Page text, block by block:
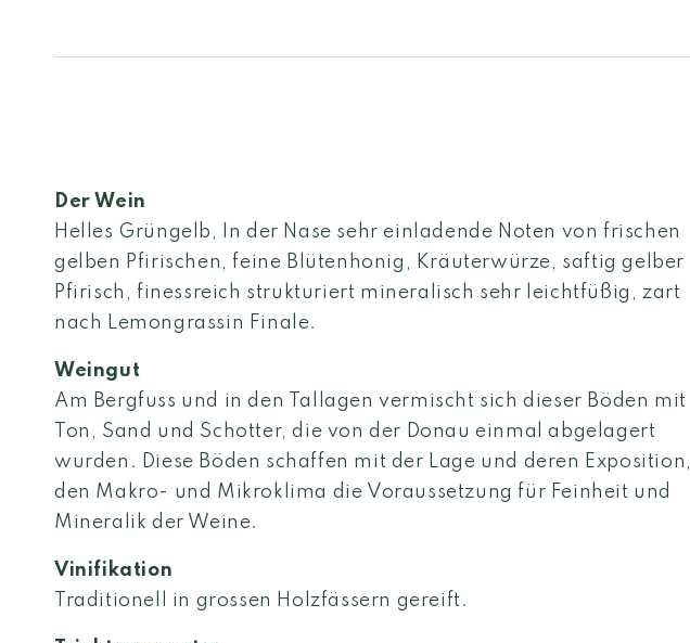
Der Wein
Helles Grüngelb, In der Nase sehr einladende Noten von frischen
gelben Pfirischen, feine Blütenhonig, Kräuterwürze, saftig gelber
Pfirisch, finessreich strukturiert mineralisch sehr leichtfüßig, zart
nach Lemongrassin Finale.
Weingut
Am Bergfuss und in den Tallagen vermischt sich dieser Böden mit
Ton, Sand und Schotter, die von der Donau einmal abgelagert
wurden. Diese Böden schaffen mit der Lage und deren Exposition,
den Makro- und Mikroklima die Voraussetzung für Feinheit und
Mineralik der Weine.
Vinifikation
Traditionell in grossen Holzfässern gereift.